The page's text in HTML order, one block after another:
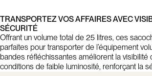
TRANSPORTEZ VOS AFFAIRES AVEC
SÉCURITÉ
Offrant un volume total de 25 litres, ces
parfaites pour transporter de l’équipement
bandes réfléchissantes améliorent la visibilité
conditions de faible luminosité, renforçant la